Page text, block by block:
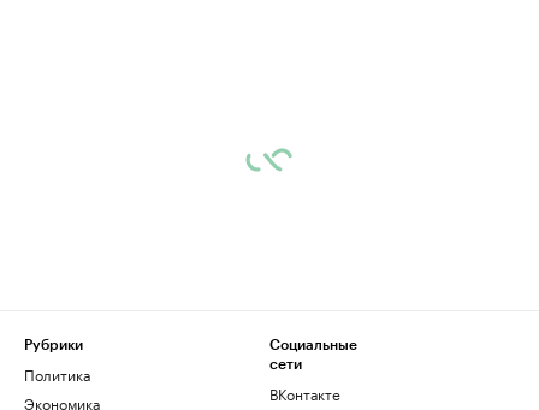
Рубрики
Политика
Экономика
Социальные
сети
ВКонтакте